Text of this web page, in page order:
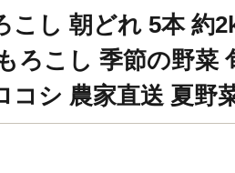
こし 朝どれ 5本 約
ろこし 季節の野菜
コシ 農家直送 夏野